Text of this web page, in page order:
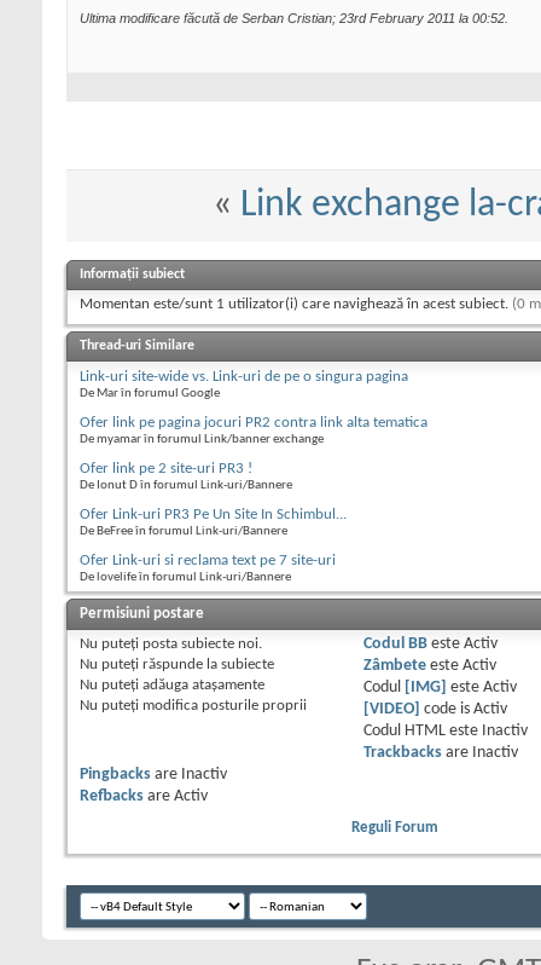
Ultima modificare făcută de Serban Cristian; 23rd February 2011 la 00:52
« Link exchange la-
Informații subiect
Momentan este/sunt 1 utilizator(i) care navighează în acest subiect. (0
Thread-uri Similare
Link-uri site-wide vs. Link-uri de pe o singura pagina
De Mar în forumul Google
Ofer link pe pagina jocuri PR2 contra link alta tematica
De myamar în forumul Link/banner exchange
Ofer link pe 2 site-uri PR3 !
De Ionut D în forumul Link-uri/Bannere
Ofer Link-uri PR3 Pe Un Site In Schimbul...
De BeFree în forumul Link-uri/Bannere
Ofer Link-uri si reclama text pe 7 site-uri
De lovelife în forumul Link-uri/Bannere
Permisiuni postare
Nu puteţi posta subiecte noi.
Nu puteţi răspunde la subiecte
Nu puteţi adăuga ataşamente
Nu puteţi modifica posturile proprii
Codul BBeste Activ
Zâmbeteeste Activ
Codul
[IMG] este Activ
[VIDEO]
code is Activ
Codul HTML este
Inactiv
Trackbacksare
Inactiv
Pingbacks are
Inactiv
Refbacks are Activ
Reguli Forum